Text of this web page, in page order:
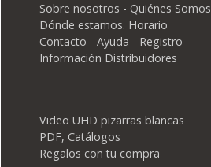
Sobre nosotros - Quiénes Somos
Dónde estamos. Horario
Contacto - Ayuda - Registro
Información Distribuidores
Video UHD pizarras blancas
PDF, Catálogos
Regalos con tu compra